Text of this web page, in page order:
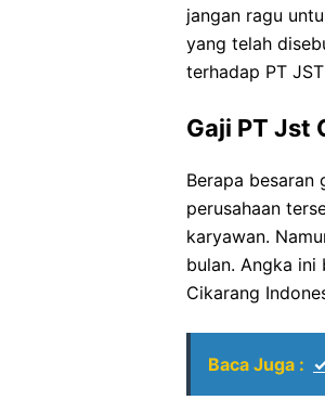
jangan ragu
yang telah
terhadap PT
Gaji PT Jst
Berapa besaran
perusahaan
karyawan.
bulan. Angka ini
Cikarang
Baca Juga :